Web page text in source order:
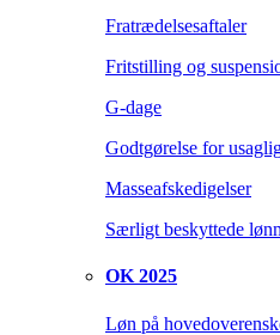
Fratrædelsesaftaler
Fritstilling og
G-dage
Godtgørelse for
Masseafskedigelser
Særligt beskyttede
OK 2025
Løn på